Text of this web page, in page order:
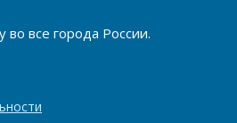
во все города России.